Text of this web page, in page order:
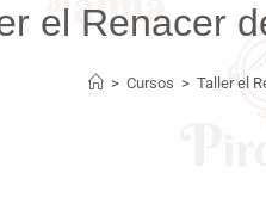
> Cursos > Taller el